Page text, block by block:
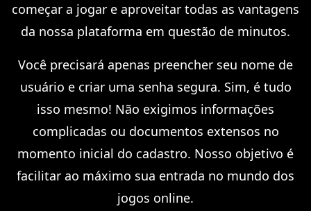
começar a jogar e aproveitar todas as vantagens
da nossa plataforma em questão de minutos.
Você precisará apenas preencher seu nome de
usuário e criar uma senha segura. Sim, é tudo
isso mesmo! Não exigimos informações
complicadas ou documentos extensos no
momento inicial do cadastro. Nosso objetivo é
facilitar ao máximo sua entrada no mundo dos
jogos online.